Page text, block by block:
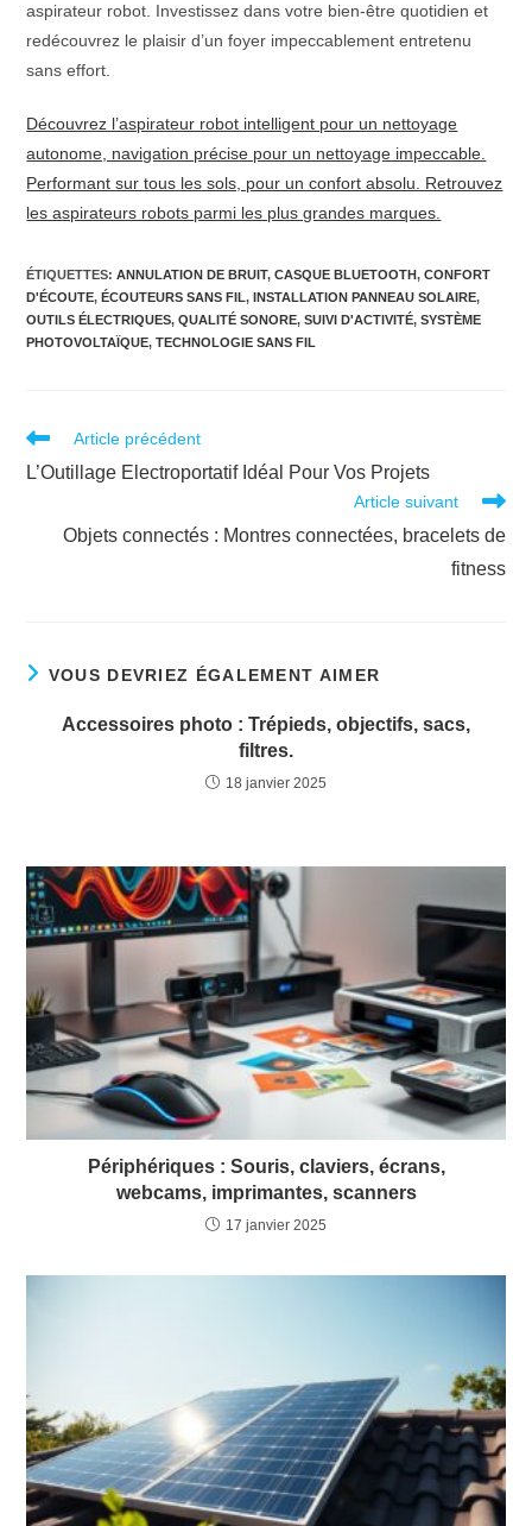
aspirateur robot. Investissez dans votre bien-être quotidien et
redécouvrez le plaisir d’un foyer impeccablement entretenu
sans effort.
Découvrez l’aspirateur robot intelligent pour un nettoyage
autonome, navigation précise pour un nettoyage impeccable.
Performant sur tous les sols, pour un confort absolu. Retrouvez
les aspirateurs robots parmi les plus grandes marques.
ÉTIQUETTES:ANNULATION DE BRUIT, CASQUE BLUETOOTH, CONFORT
D'ÉCOUTE, ÉCOUTEURS SANS FIL, INSTALLATION PANNEAU SOLAIRE,
OUTILS ÉLECTRIQUES, QUALITÉ SONORE, SUIVI D'ACTIVITÉ, SYSTÈME
PHOTOVOLTAÏQUE, TECHNOLOGIE SANS FIL
Read
articles
Article précédent
L’Outillage Electroportatif Idéal Pour Vos Projets
Article suivant
Objets connectés : Montres connectées, bracelets de
fitness
VOUS DEVRIEZ ÉGALEMENT AIMER
Accessoires photo : Trépieds, objectifs, sacs,
filtres.
18 janvier 2025
Périphériques : Souris, claviers, écrans,
webcams, imprimantes, scanners
17 janvier 2025